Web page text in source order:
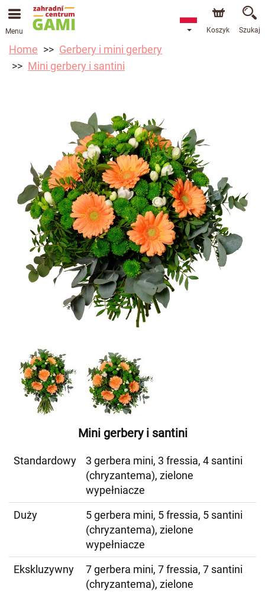
Menu Koszyk Szukaj
Home
Gerbery i mini gerbery
Mini gerbery i santini
Mini gerbery i santini
Standardowy
3 gerbera mini, 3 fressia, 4 santini
(chryzantema), zielone
wypełniacze
Duży
5 gerbera mini, 5 fressia, 5 santini
(chryzantema), zielone
wypełniacze
Ekskluzywny
7 gerbera mini, 7 fressia, 7 santini
(chryzantema), zielone